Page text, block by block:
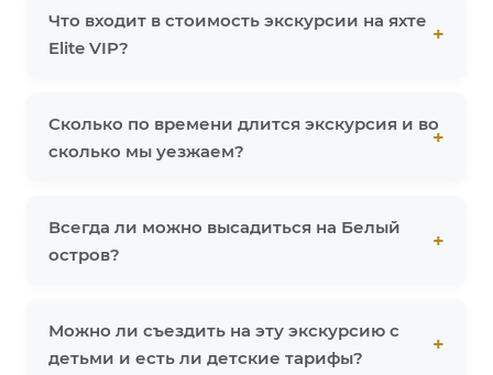
Что входит в стоимость экскурсии на яхте
Elite VIP?
Сколько по времени длится экскурсия и во
сколько мы уезжаем?
Всегда ли можно высадиться на Белый
остров?
Можно ли съездить на эту экскурсию с
детьми и есть ли детские тарифы?